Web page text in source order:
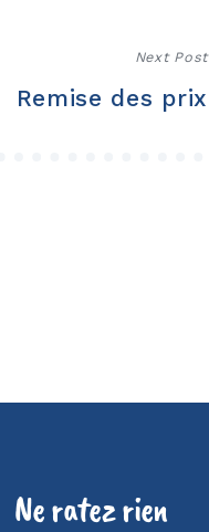
Next Post
Remise des prix
Ne ratez rien